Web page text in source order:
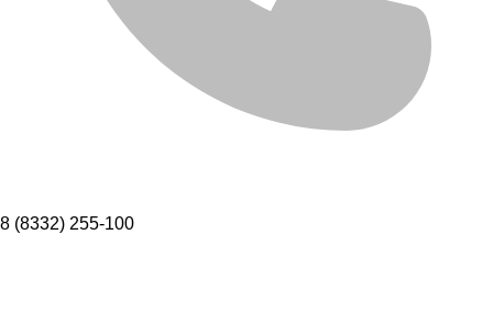
8 (8332) 255-100